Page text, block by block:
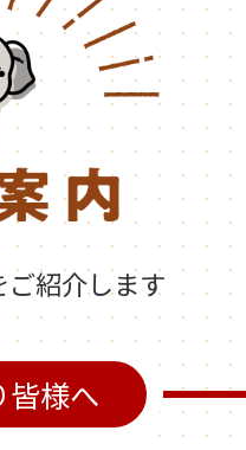
紹介します
皆様へ